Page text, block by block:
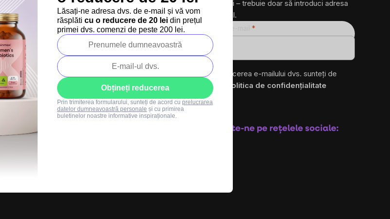
Regulament SUMMER
SALE
+40 373 811 716
Luni-vineri: 8:00-16:00
info@brainmarket.ro
produse noi – trebuie doar să introduci adresa
ta de e-mail.
Prin introducerea e-mailului dvs. sunteți de
acord cu
politica de confidențialitate
Urmărește-ne pe rețelele sociale:
Lăsați-ne adresa dvs. de e-mail și vă vom
răsplăti cu o reducere de 20 lei din prețul
primei dvs. comenzi de peste 200 lei.
Obțineți reducerea
Prin trimiterea formularului, sunteți de acord cu prelucrarea
datelor dumneavoastră personale și cu primirea
buletinelor noastre informative inspiraționale.